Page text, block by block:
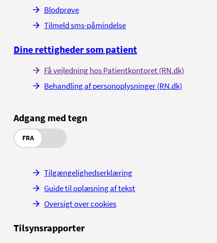
Blodprøve
Tilmeld sms-påmindelse
Dine rettigheder som patient
Få vejledning hos Patientkontoret (RN.dk)
Behandling af personoplysninger (RN.dk)
Adgang med tegn
FRA
Tilgængelighedserklæring
Guide til oplæsning af tekst
Oversigt over cookies
Tilsynsrapporter